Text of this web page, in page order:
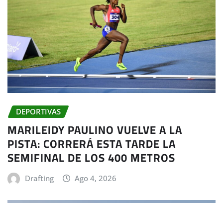
DEPORTIVAS
MARILEIDY PAULINO VUELVE A LA
PISTA: CORRERÁ ESTA TARDE LA
SEMIFINAL DE LOS 400 METROS
Drafting Ago 4, 2026